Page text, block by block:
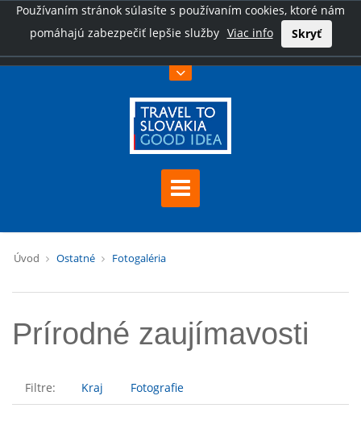
Používaním stránok súlasíte s používaním cookies, ktoré nám
pomáhajú zabezpečiť lepšie služby Viac info Skryť
Úvod Ostatné Fotogaléria
Prírodné zaujímavosti
Filtre: Kraj Fotografie